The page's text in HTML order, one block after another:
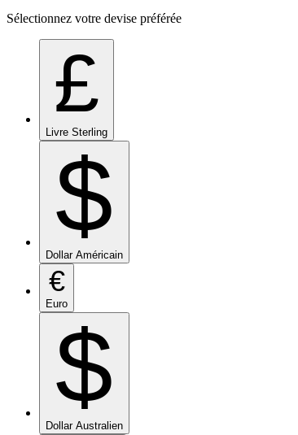
Sélectionnez votre devise préférée
£
Livre Sterling
$
Dollar Américain
€
Euro
$
Dollar Australien